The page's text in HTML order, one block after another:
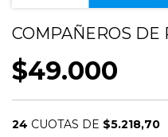
COMPAÑEROS DE
$49.000
24 CUOTAS DE $5.218,70